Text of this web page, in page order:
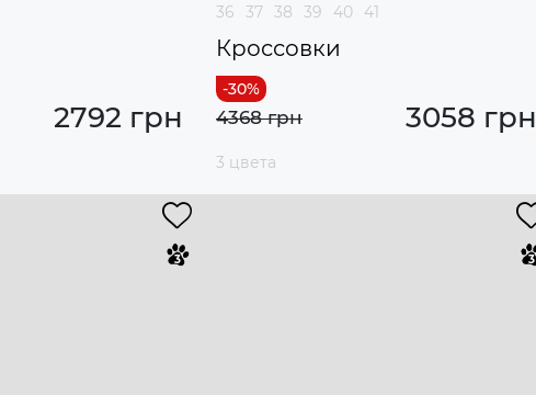
2792 грн
36 37 38 39 40 41
Кроссовки
3058 грн
4368 грн
3 цвета